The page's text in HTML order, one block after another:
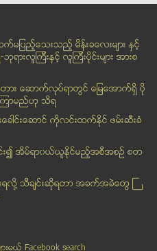
-၂၀၁၃)
၃)
ားသည့္ ေဒၚေအာင္ဆန္းစုၾကည္
မိဘႏွင့္သားသမီး (သို႔မဟုတ္...
ၚ ဦးရဲထြဋ္ တုံ႔ျပ...
က္ ကုဒ္နံပါတ္မ်ား
ရင္းမ်ား
င့္ ကမၻာလွည့္ ခရီးသြ...
းခ်ဳပ္ရံုးကုိ လွ်ပ...
ားျဖစ္ လုပ္ကုိင္လာသည...
မျပည့္ေသးသည့္ မိန္းခေလးမ်ား နွင့္
ားလူၾကီးနွင့္ လူၾကီးပိုင္းမ်ား အားစ
တား ေဆာက္လုပ္ရာတြင္ ေျမေအာက္ရွိ ပို
ၾကာမည္ဟု သိရ
းေခါင္းေဆာင္ ကိုလင္းထက္ႏိုင္ ဖမ္းဆီးခံ
င္း၍ အိမ္ရာ၀ယ္ယူႏုိင္မည့္အစီအစဥ္ စတ
႔ သီခ်င္းဆုိရတာ အခက္အခဲေတြ ႀ
မယ့္ Facebook search